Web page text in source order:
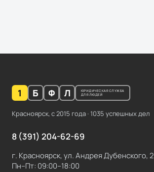
1 Б Ф Л
ЮРИДИЧЕСКАЯ СЛУЖБА
ДЛЯ ЛЮДЕЙ
Красноярск, с2015 года · 1035 успешных дел
8 (391) 204-62-69
г. Красноярск, ул. Андрея Дубенского, 2
Пн–Пт: 09:00–18:00